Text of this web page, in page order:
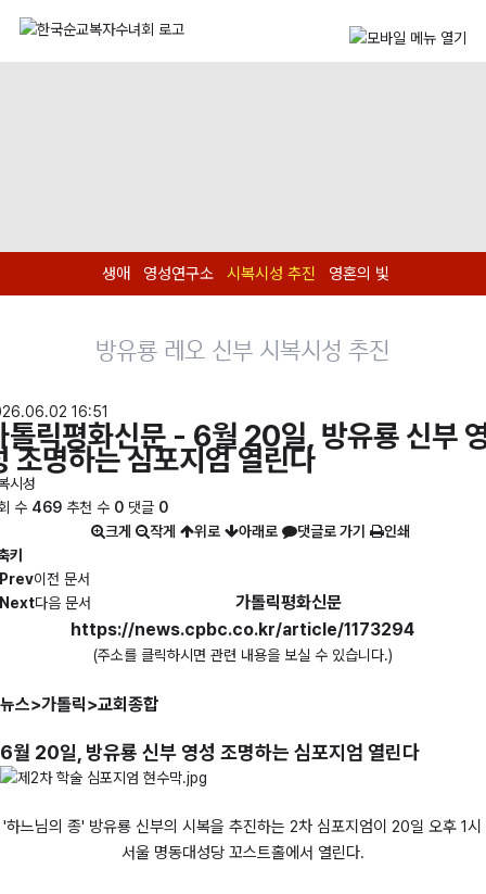
생애 영성연구소 시복시성 추진 영혼의 빛
방유룡 레오 신부 시복시성 추진
16:51
톨릭평화신문 - 6월 20일, 방유룡 신부
조명하는 심포지엄 열린다
시성
수 469 추천 수 0 댓글 0
키
Prev이전 문서
Next다음 문서
크게 작게 위로 아래로 댓글로 가기 인쇄
가톨릭평화신문
https://news.cpbc.co.kr/article/1173294
(주소를 클릭하시면 관련 내용을 보실 수 있습니다.)
뉴스>가톨릭>교회종합
6월 20일, 방유룡 신부 영성 조명하는 심포지엄 열린다
'하느님의 종' 방유룡 신부의 시복을 추진하는 2차 심포지엄이 20일 오후 1시
서울 명동대성당 꼬스트홀에서 열린다.